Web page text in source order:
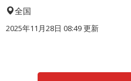
全国
2025年11月28日 08:49 更新